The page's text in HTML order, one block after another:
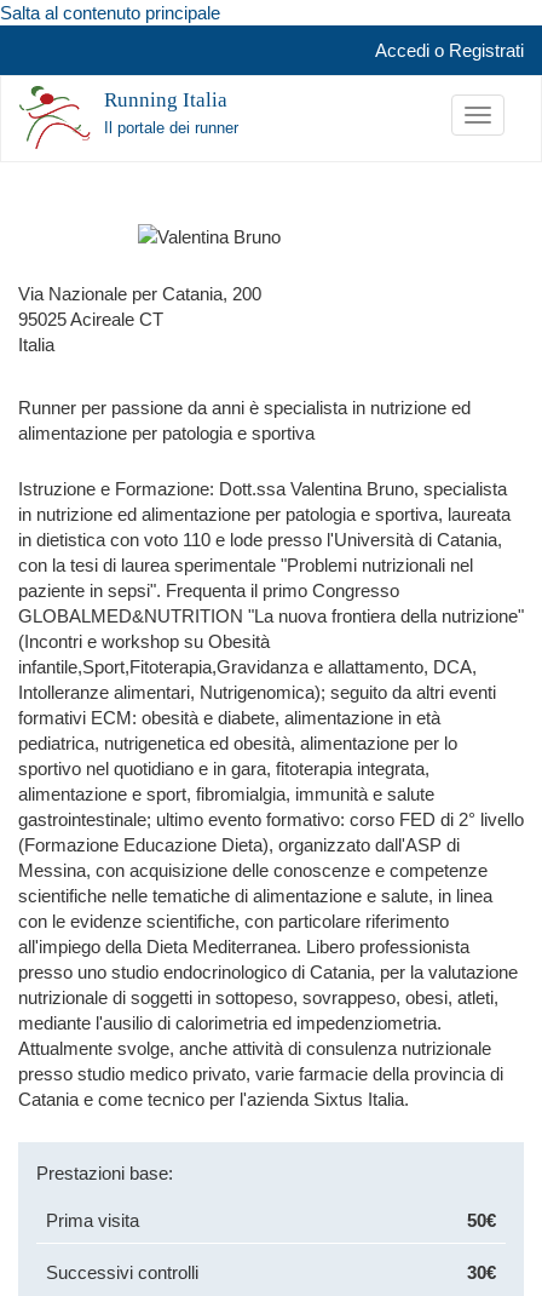
Salta al contenuto principale
Accedi o Registrati
Running Italia
Il portale dei runner
Toggle
Via Nazionale per Catania, 200
95025Acireale CT
Italia
Runner per passione da anni è specialista in nutrizione ed
alimentazione per patologia e sportiva
Istruzione e Formazione: Dott.ssa Valentina Bruno, specialista
in nutrizione ed alimentazione per patologia e sportiva, laureata
in dietistica con voto 110 e lode presso l'Università di Catania,
con la tesi di laurea sperimentale "Problemi nutrizionali nel
paziente in sepsi". Frequenta il primo Congresso
GLOBALMED&NUTRITION "La nuova frontiera della nutrizione"
(Incontri e workshop su Obesità
infantile,Sport,Fitoterapia,Gravidanza e allattamento, DCA,
Intolleranze alimentari, Nutrigenomica); seguito da altri eventi
formativi ECM: obesità e diabete, alimentazione in età
pediatrica, nutrigenetica ed obesità, alimentazione per lo
sportivo nel quotidiano e in gara, fitoterapia integrata,
alimentazione e sport, fibromialgia, immunità e salute
gastrointestinale; ultimo evento formativo: corso FED di 2° livello
(Formazione Educazione Dieta), organizzato dall'ASP di
Messina, con acquisizione delle conoscenze e competenze
scientifiche nelle tematiche di alimentazione e salute, in linea
con le evidenze scientifiche, con particolare riferimento
all'impiego della Dieta Mediterranea. Libero professionista
presso uno studio endocrinologico di Catania, per la valutazione
nutrizionale di soggetti in sottopeso, sovrappeso, obesi, atleti,
mediante l'ausilio di calorimetria ed impedenziometria.
Attualmente svolge, anche attività di consulenza nutrizionale
presso studio medico privato, varie farmacie della provincia di
Catania e come tecnico per l'azienda Sixtus Italia.
Prestazioni base:
Prima visita 50€
Successivi controlli 30€